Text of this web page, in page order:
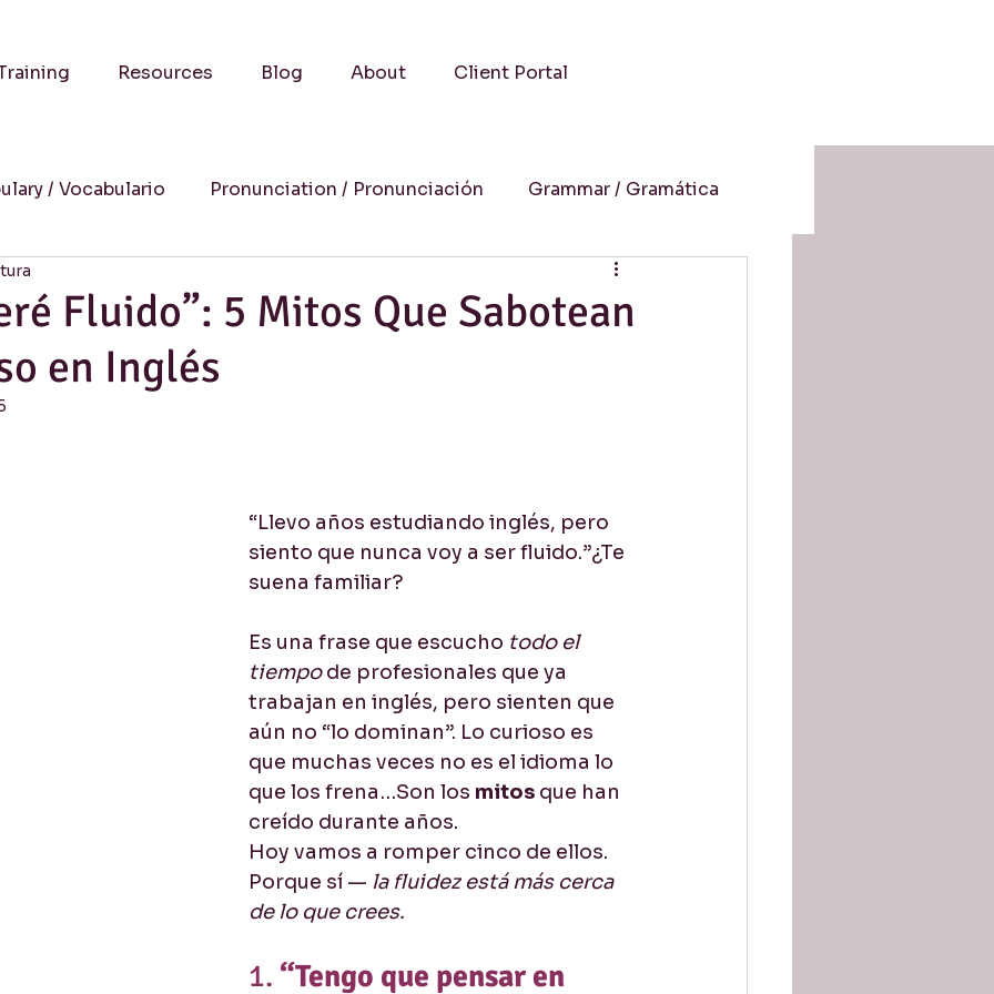
Resources Blog About Client Portal
/ Vocabulario Pronunciation / Pronunciación Grammar / Gramática
Stories-Historias de Éxito
Listening / Comprensión lectora Pronunciation / Pronunciación
Fluido”: 5 Mitos Que Sabotean
en Inglés
“Llevo años estudiando inglés, pero
siento que nunca voy a ser fluido.”¿Te
suena familiar?
Es una frase que escucho todo el
tiempo de profesionales que ya
trabajan en inglés, pero sienten que
aún no “lo dominan”. Lo curioso es
que muchas veces no es el idioma lo
que los frena…Son los mitos que han
creído durante años.
Hoy vamos a romper cinco de ellos.
Porque sí — la fluidez está más cerca
de lo que crees.
1. “Tengo que pensar en